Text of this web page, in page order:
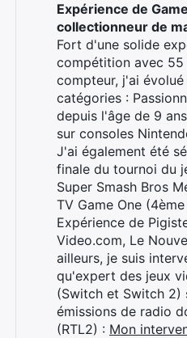
Expérience de
collectionneur de
Fort d'une solide
compétition avec 55
compteur, j'ai
catégories :
depuis l'âge de 9
sur consoles
J'ai également été
finale du tournoi du
Super Smash Bros
TV Game One
Expérience de
Video.com, Le
ailleurs, je suis
qu'expert des jeux
(Switch et Switch 2)
émissions de radio
(RTL2) : Mon